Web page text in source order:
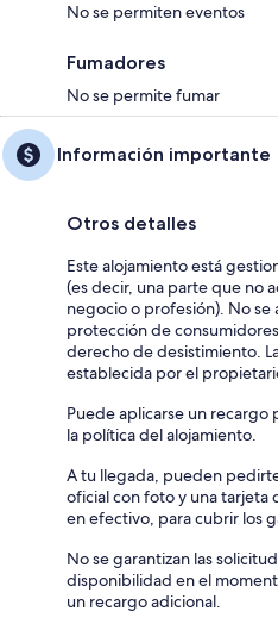
No se permiten eventos
Fumadores
No se permite fumar
Información importante
Otros detalles
Este alojamiento está
(es decir, una parte que no
negocio o profesión). No se
protección de
derecho de desistimiento.
establecida por el
Puede aplicarse un recargo
la política del alojamiento.
A tu llegada, pueden
oficial con foto y una
en efectivo, para cubrir los
No se garantizan las
disponibilidad en el
un recargo adicional.